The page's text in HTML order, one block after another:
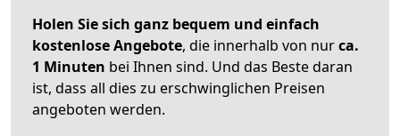
Holen Sie sich ganz bequem und einfach
kostenlose Angebote, die innerhalb von nurca.
1 Minuten bei Ihnen sind. Und das Beste daran
ist, dass all dies zu erschwinglichen Preisen
angeboten werden.